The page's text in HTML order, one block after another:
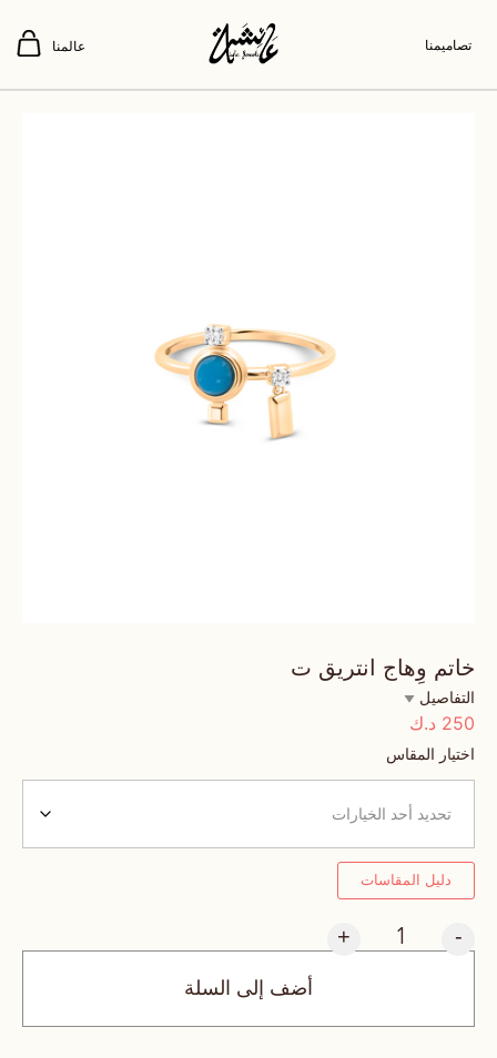
تصاميمنا عالمنا
خاتم وِهاج انتريق ت
التفاصيل
250 د.ك
اختيار المقاس
دليل المقاسات
-
+
أضف إلى السلة